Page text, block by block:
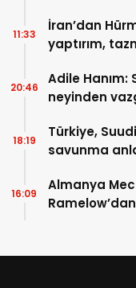
İran’dan
yaptırım,
11:33
Adile Hanım:
neyinden
20:46
Türkiye,
savunma
18:19
Almanya
16:09